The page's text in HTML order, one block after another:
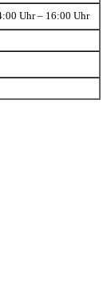
Uhr – 16:00 Uhr